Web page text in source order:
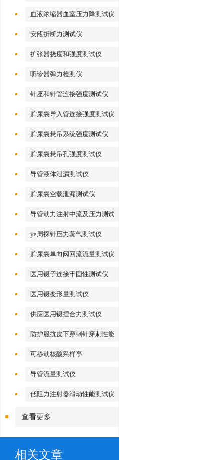
血液浓缩器血室压力降测试仪
安瓿折断力测试仪
扩张器挠度和强度测试仪
听诊器弹力检测仪
针座和针管连接强度测试仪
贮尿袋导入管连接强度测试仪
贮尿袋悬吊系统强度测试仪
贮尿袋悬吊孔强度测试仪
导管液体泄漏测试仪
贮尿袋空载泄漏测试仪
导管动力注射中流及压力测试
ya周探针压力蒸气测试仪
贮尿袋单向阀回流流量测试仪
医用镊子连接牢固性测试仪
医用镊变形量测试仪
供应医用镊捏合力测试仪
防护服抗皮下穿刺针穿刺性能
测试仪
可移动核酸采样亭
导管流量测试仪
低阻力注射器滑动性能测试仪
查看更多
相关文章